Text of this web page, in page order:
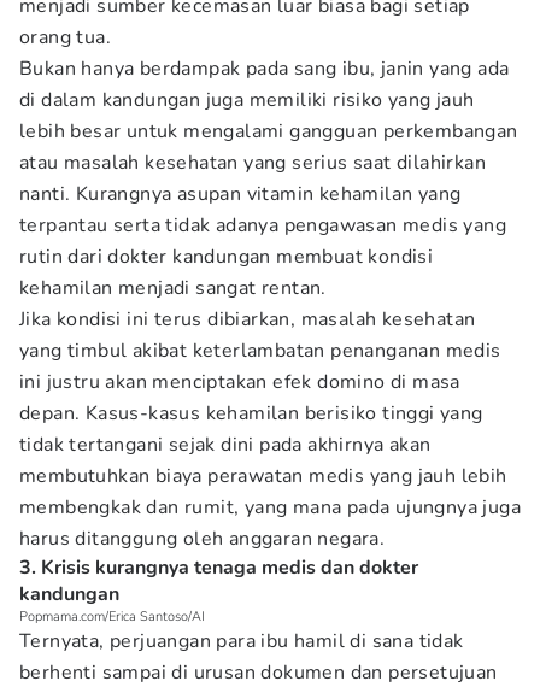
menjadi sumber kecemasan luar biasa bagi setiap
orang tua.
Bukan hanya berdampak pada sang ibu, janin yang ada
di dalam kandungan juga memiliki risiko yang jauh
lebih besar untuk mengalami gangguan perkembangan
atau masalah kesehatan yang serius saat dilahirkan
nanti. Kurangnya asupan vitamin kehamilan yang
terpantau serta tidak adanya pengawasan medis yang
rutin dari dokter kandungan membuat kondisi
kehamilan menjadi sangat rentan.
Jika kondisi ini terus dibiarkan, masalah kesehatan
yang timbul akibat keterlambatan penanganan medis
ini justru akan menciptakan efek domino di masa
depan. Kasus-kasus kehamilan berisiko tinggi yang
tidak tertangani sejak dini pada akhirnya akan
membutuhkan biaya perawatan medis yang jauh lebih
membengkak dan rumit, yang mana pada ujungnya juga
harus ditanggung oleh anggaran negara.
3. Krisis kurangnya tenaga medis dan dokter
kandungan
Popmama.com/Erica Santoso/AI
Ternyata, perjuangan para ibu hamil di sana tidak
berhenti sampai di urusan dokumen dan persetujuan